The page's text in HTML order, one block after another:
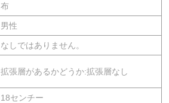
布
男性
なしではありません。
拡張層があるかどうか:拡張層なし
18センチー